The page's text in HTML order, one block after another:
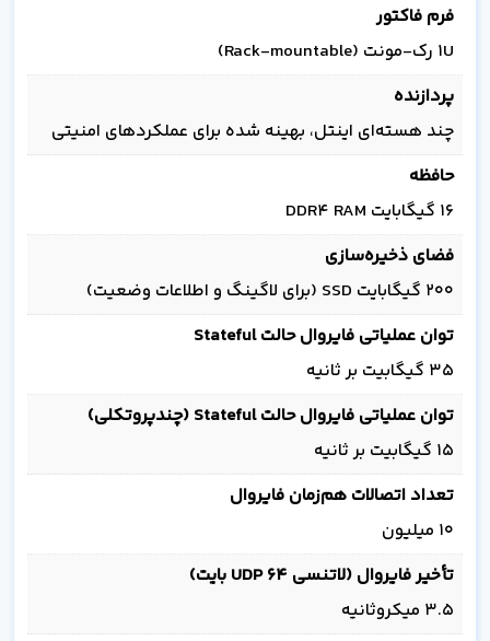
فرم فاکتور
1U رک-مونت (Rack-mountable)
پردازنده
چند هسته‌ای اینتل، بهینه شده برای عملکردهای امنیتی
حافظه
16 گیگابایت DDR4 RAM
فضای ذخیره‌سازی
200 گیگابایت SSD (برای لاگینگ و اطلاعات وضعیت)
توان عملیاتی فایروال حالت Stateful
35 گیگابیت بر ثانیه
توان عملیاتی فایروال حالت Stateful (چندپروتکلی)
15 گیگابیت بر ثانیه
تعداد اتصالات هم‌زمان فایروال
10 میلیون
تأخیر فایروال (لاتنسی UDP 64 بایت)
3.5 میکروثانیه